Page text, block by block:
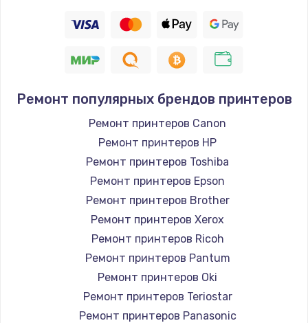
Заказать
Замена разъема питания
Заказать
Замена шлейфа
450 руб.
Заказать
Замена кнопки
750 руб.
Заказать
Восстановление после залития
1300 руб.
Ремонт популярных брендов принтеров
Ремонт принтеров Canon
Ремонт принтеров HP
Ремонт принтеров Toshiba
Ремонт принтеров Epson
Ремонт принтеров Brother
Ремонт принтеров Xerox
Ремонт принтеров Ricoh
Ремонт принтеров Pantum
Ремонт принтеров Oki
Ремонт принтеров Teriostar
Ремонт принтеров Panasonic